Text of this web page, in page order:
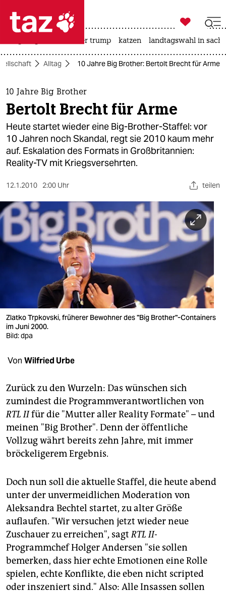
 taz zahl ich
taz zahl ich
themen
politik
öko
gesellschaft
kultur
sport
berlin
nord
wahrheit
verlag
verlag
veranstaltungen
unterstützen
abo
genossenschaft
epaper login

taz zahl ich
usa unter trump katzen landtagswahl in
Alltag 10 Jahre Big Brother: Bertolt Brecht für Arme
10 Jahre Big Brother
Bertolt Brecht für Arme
Heute startet wieder eine Big-Brother-Staffel: vor
10 Jahren noch Skandal, regt sie 2010 kaum mehr
auf. Eskalation des Formats in Großbritannien:
Reality-TV mit Kriegsversehrten.
12.1.2010 2:00 Uhr teilen
Zlatko Trpkovski, früherer Bewohner des "Big Brother"-Containers
im Juni 2000.
Bild: dpa
Von Wilfried Urbe
Zurück zu den Wurzeln: Das wünschen sich
zumindest die Programmverantwortlichen von
RTL IIfür die "Mutter aller Reality Formate" – und
meinen "Big Brother". Denn der öffentliche
Vollzug währt bereits zehn Jahre, mit immer
bröckeligerem Ergebnis.
Doch nun soll die aktuelle Staffel, die heute abend
unter der unvermeidlichen Moderation von
Aleksandra Bechtel startet, zu alter Größe
auflaufen. "Wir versuchen jetzt wieder neue
Zuschauer zu erreichen", sagtRTL II-
Programmchef Holger Andersen "sie sollen
bemerken, dass hier echte Emotionen eine Rolle
spielen, echte Konflikte, die eben nicht scripted
oder inszeniert sind." Also: Alle Insassen sollen